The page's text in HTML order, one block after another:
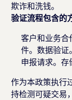
欺诈和洗钱。
验证流程包含的
客户和业务
件。数据验证
申报请求。存
作为本政策执行
持检测可疑交易